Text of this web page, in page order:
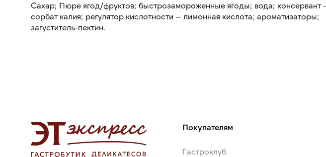
Сахар; Пюре ягод/фруктов; быстрозамороженные ягоды; вода; консервант -
сорбат калия; регулятор кислотности — лимонная кислота; ароматизаторы;
загуститель-пектин.
Покупателям
Гастроклуб